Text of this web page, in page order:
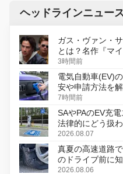
ヘッドラインニュー
ガス・ヴァン・
とは？名作『マ
初のデジタルリ
3時間前
電気自動車(EV)
安や申請方法を
7時間前
SAやPAのEV充
法律的にどう扱
2026.08.07
真夏の高速道路
のドライブ前に
2026.08.06